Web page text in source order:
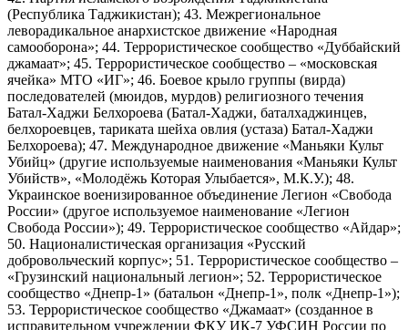
(Республика Таджикистан); 43. Межрегиональное
леворадикальное анархистское движение «Народная
самооборона»; 44. Террористическое сообщество «Дуббайский
джамаат»; 45. Террористическое сообщество – «московская
ячейка» МТО «ИГ»; 46. Боевое крыло группы (вирда)
последователей (мюидов, мурдов) религиозного течения
Батал-Хаджи Белхороева (Батал-Хаджи, баталхаджинцев,
белхороевцев, тариката шейха овлия (устаза) Батал-Хаджи
Белхороева); 47. Международное движение «Маньяки Культ
Убийц» (другие используемые наименования «Маньяки Культ
Убийств», «Молодёжь Которая Улыбается», М.К.У.); 48.
Украинское военизированное объединение Легион «Свобода
России» (другое используемое наименование «Легион
Свобода России»); 49. Террористическое сообщество «Айдар»;
50. Националистическая организация «Русский
добровольческий корпус»; 51. Террористическое сообщество –
«Грузинский национальный легион»; 52. Террористическое
сообщество «Днепр-1» (батальон «Днепр-1», полк «Днепр-1»);
53. Террористическое сообщество «Джамаат» (созданное в
исправительном учреждении ФКУ ИК-7 УФСИН России по